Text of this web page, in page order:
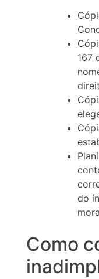
167
do
Como